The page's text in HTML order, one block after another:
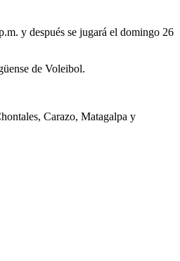
y después se jugará el domingo 26
de Voleibol.
Carazo, Matagalpa y